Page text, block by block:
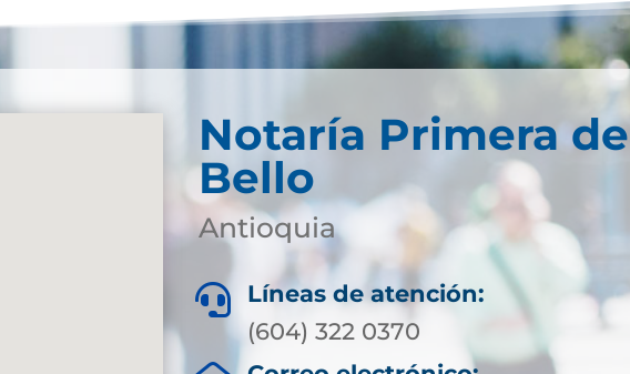
Notaría Primera de
Bello
Antioquia

Líneas de atención:
(604) 322 0370